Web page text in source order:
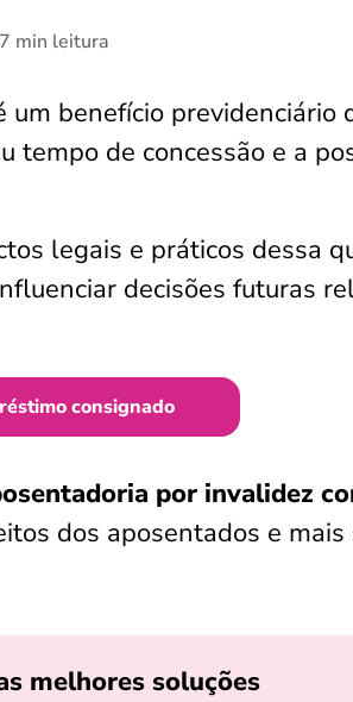
7 min leitura
um benefício previdenciário
tempo de concessão e a
legais e práticos dessa
decisões futuras
consignado
por invalidez
dos aposentados e mais
melhores soluções